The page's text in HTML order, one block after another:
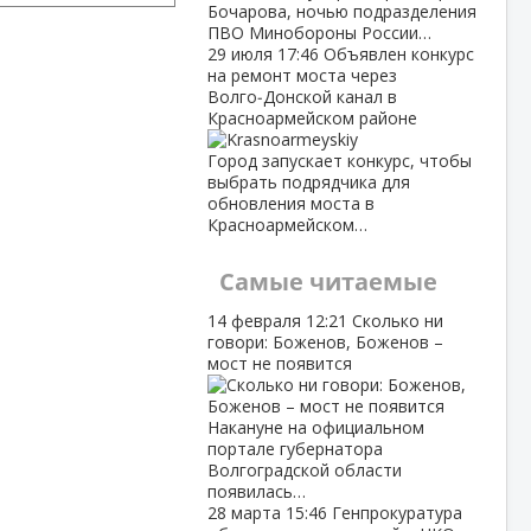
Бочарова, ночью подразделения
ПВО Минобороны России…
29 июля 17:46 Объявлен конкурс
на ремонт моста через
Волго‑Донской канал в
Красноармейском районе
Город запускает конкурс, чтобы
выбрать подрядчика для
обновления моста в
Красноармейском…
Самые читаемые
14 февраля 12:21 Сколько ни
говори: Боженов, Боженов –
мост не появится
Накануне на официальном
портале губернатора
Волгоградской области
появилась…
28 марта 15:46 Генпрокуратура